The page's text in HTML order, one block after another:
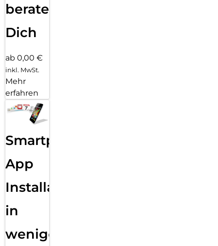
beraten
Dich
ab 0,00 €
inkl. MwSt.
Mehr
erfahren
Smartphone
App
Installation
in
wenigen